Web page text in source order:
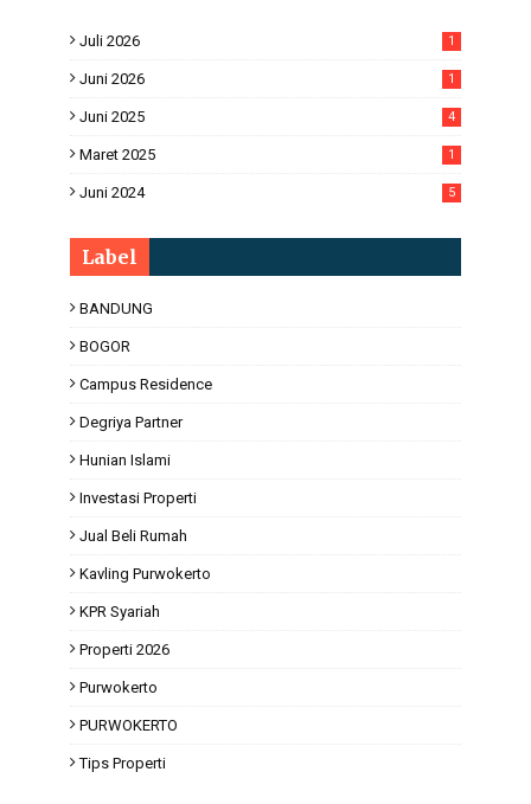
Juli 2026 1
Juni 2026 1
Juni 2025 4
Maret 2025 1
Juni 2024 5
Label
BANDUNG
BOGOR
Campus Residence
Degriya Partner
Hunian Islami
Investasi Properti
Jual Beli Rumah
Kavling Purwokerto
KPR Syariah
Properti 2026
Purwokerto
PURWOKERTO
Tips Properti